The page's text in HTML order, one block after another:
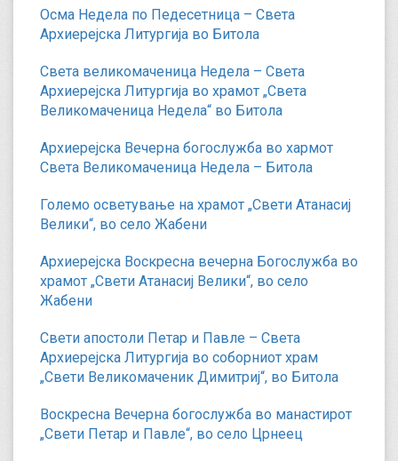
Осма Недела по Педесетница – Света
Архиерејска Литургија во Битола
Света великомаченица Недела – Света
Архиерејска Литургија во храмот „Света
Великомаченица Недела“ во Битола
Архиерејска Вечерна богослужба во хармот
Света Великомаченица Недела – Битола
Големо осветување на храмот „Свети Атанасиј
Велики“, во село Жабени
Архиерејска Воскресна вечерна Богослужба во
храмот „Свети Атанасиј Велики“, во село
Жабени
Свети апостоли Петар и Павле – Света
Архиерејска Литургија во соборниот храм
„Свети Великомаченик Димитриј“, во Битола
Воскресна Вечерна богослужба во манастирот
„Свети Петар и Павле“, во село Црнеец